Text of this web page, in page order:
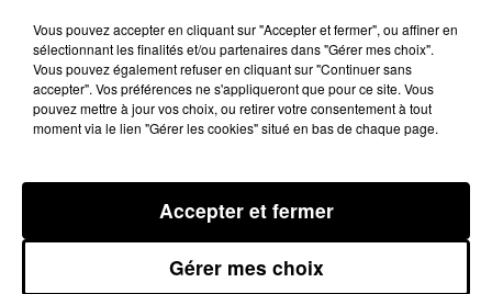
15 novembre 2024 - 5 min 13 sec
ON SE LÈVE MOIS BÊTE SUR 100%,
CHRONIQUE DU 15/11/2024
Fred nous apprend quelque chose !
Vous pouvez accepter en cliquant sur "Accepter et fermer", ou affiner en
sélectionnant les finalités et/ou partenaires dans "Gérer mes choix".
Vous pouvez également refuser en cliquant sur "Continuer sans
accepter". Vos préférences ne s'appliqueront que pour ce site. Vous
pouvez mettre à jour vos choix, ou retirer votre consentement à tout
moment via le lien "Gérer les cookies" situé en bas de chaque page.
Gérer mes choix
Accepter et fermer